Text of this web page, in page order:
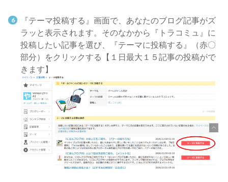
『テーマ投稿する』画面で、あなたのブログ記事がズ
ラッと表示されます。そのなかから『トラコミュ』に
投稿したい記事を選び、『テーマに投稿する』（赤〇
部分）をクリックする 【１日最大１５記事の投稿がで
きます】